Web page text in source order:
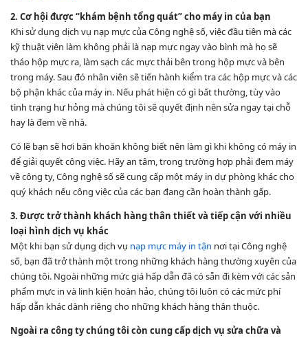
2. Cơ hội được “khám bệnh tổng quát” cho máy in của bạn
Khi sử dụng dịch vụ nạp mực của Công nghệ số, việc đầu tiên mà các
kỹ thuật viên làm không phải là nạp mực ngay vào bình mà họ sẽ
tháo hộp mực ra, làm sạch các mực thải bên trong hộp mực và bên
trong máy. Sau đó nhân viên sẽ tiến hành kiểm tra các hộp mực và các
bộ phận khác của máy in. Nếu phát hiện có gì bất thường, tùy vào
tình trạng hư hỏng mà chúng tôi sẽ quyết định nên sửa ngay tại chỗ
hay là đem về nhà.
Có lẽ bạn sẽ hơi băn khoăn không biết nên làm gì khi không có máy in
để giải quyết công việc. Hãy an tâm, trong trường hợp phải đem máy
về công ty, Công nghệ số sẽ cung cấp một máy in dự phòng khác cho
quý khách nếu công việc của các bạn đang cần hoàn thành gấp.
3. Được trở thành khách hàng thân thiết và tiếp cận với nhiều
loại hình dịch vụ khác
Một khi bạn sử dụng dịch vụ nạp mực máy in tận nơi tại Công nghệ
số, bạn đã trở thành một trong những khách hàng thường xuyên của
chúng tôi. Ngoài những mức giá hấp dẫn đã có sẵn đi kèm với các sản
phẩm mực in và linh kiện hoàn hảo, chúng tôi luôn có các mức phí
hấp dẫn khác dành riêng cho những khách hàng thân thuộc.
Ngoài ra công ty chúng tôi còn cung cấp dịch vụ sửa chữa và